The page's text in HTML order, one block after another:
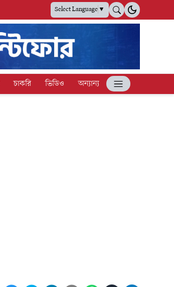
Select Language▼
চাকরি ভিডিও অন্যান্য